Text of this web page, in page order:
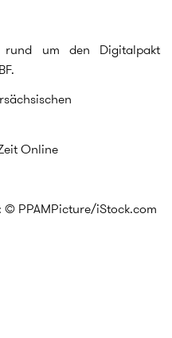
rund um den Digitalpakt
Online
© PPAMPicture/iStock.com